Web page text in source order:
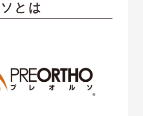
とは